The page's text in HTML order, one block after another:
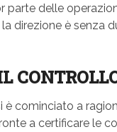
parte delle
direzione è senza
cominciato a
a certificare le